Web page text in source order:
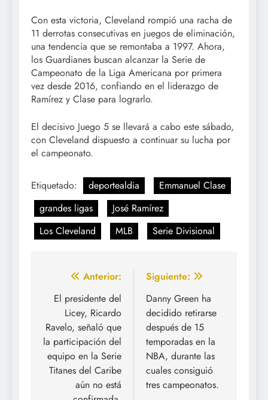
Con esta victoria, Cleveland rompió una racha de
11 derrotas consecutivas en juegos de eliminación,
una tendencia que se remontaba a 1997. Ahora,
los Guardianes buscan alcanzar la Serie de
Campeonato de la Liga Americana por primera
vez desde 2016, confiando en el liderazgo de
Ramírez y Clase para lograrlo.
El decisivo Juego 5 se llevará a cabo este sábado,
con Cleveland dispuesto a continuar su lucha por
el campeonato.
Etiquetado: deportealdia
Emmanuel Clase
grandes ligas
José Ramírez
Los Cleveland
MLB Serie Divisional
Navegación
de
entradas
Anterior:
El presidente del
Licey, Ricardo
Ravelo, señaló que
la participación del
equipo en la Serie
Titanes del Caribe
aún no está
Siguiente:
Danny Green ha
decidido retirarse
después de 15
temporadas en la
NBA, durante las
cuales consiguió
tres campeonatos.